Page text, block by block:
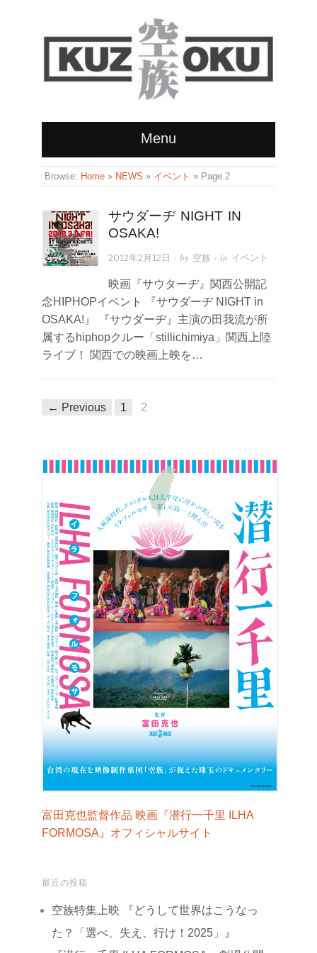
Menu
Browse: Home » NEWS » イベント » Page 2
サウダーヂ NIGHT IN
OSAKA!
2012年2月12日 · by 空族 · in イベント
映画『サウターヂ』関西公開記
念HIPHOPイベント 『サウダーヂ NIGHT in
OSAKA!』 『サウダーヂ』主演の田我流が所
属するhiphopクルー「stillichimiya」関西上陸
ライブ！ 関西での映画上映を…
← Previous 1 2
富田克也監督作品 映画『潜行一千里 ILHA
FORMOSA』オフィシャルサイト
最近の投稿
空族特集上映 『どうして世界はこうなっ
た？「選べ、失え、行け！2025」』